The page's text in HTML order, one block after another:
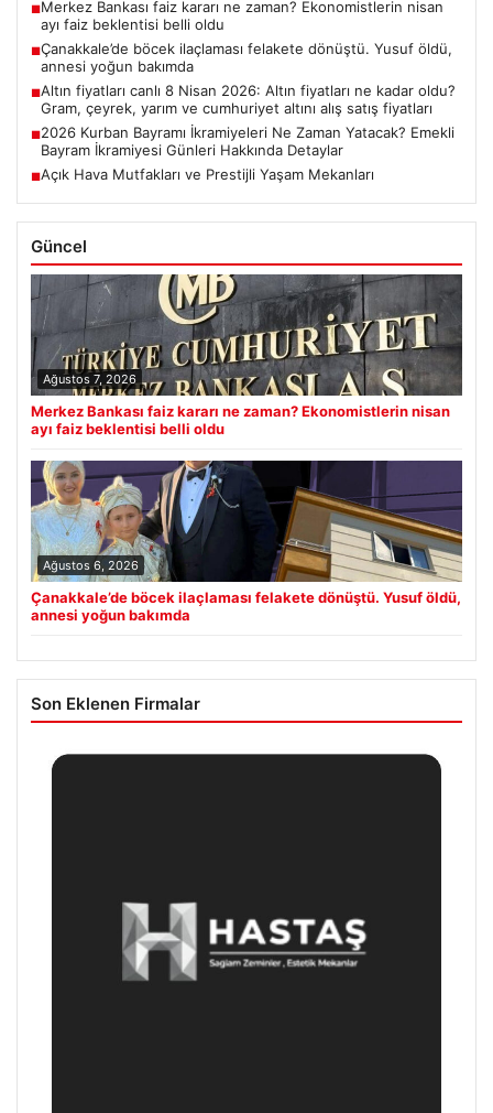
■Merkez Bankası faiz kararı ne zaman? Ekonomistlerin nisan
ayı faiz beklentisi belli oldu
■Çanakkale’de böcek ilaçlaması felakete dönüştü. Yusuf öldü,
annesi yoğun bakımda
■Altın fiyatları canlı 8 Nisan 2026: Altın fiyatları ne kadar oldu?
Gram, çeyrek, yarım ve cumhuriyet altını alış satış fiyatları
■2026 Kurban Bayramı İkramiyeleri Ne Zaman Yatacak? Emekli
Bayram İkramiyesi Günleri Hakkında Detaylar
■Açık Hava Mutfakları ve Prestijli Yaşam Mekanları
Güncel
Ağustos 7, 2026
Merkez Bankası faiz kararı ne zaman? Ekonomistlerin nisan
ayı faiz beklentisi belli oldu
Ağustos 6, 2026
Çanakkale’de böcek ilaçlaması felakete dönüştü. Yusuf öldü,
annesi yoğun bakımda
Son Eklenen Firmalar